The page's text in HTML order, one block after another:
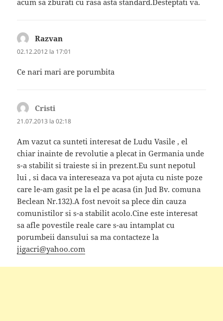
Razvan
02.12.2012 la 17:01
Ce nari mari are porumbita
Cristi
21.07.2013 la 02:18
Am vazut ca sunteti interesat de Ludu Vasile , el
chiar inainte de revolutie a plecat in Germania unde
s-a stabilit si traieste si in prezent.Eu sunt nepotul
lui , si daca va intereseaza va pot ajuta cu niste poze
care le-am gasit pe la el pe acasa (in Jud Bv. comuna
Beclean Nr.132).A fost nevoit sa plece din cauza
comunistilor si s-a stabilit acolo.Cine este interesat
sa afle povestile reale care s-au intamplat cu
porumbeii dansului sa ma contacteze la
jigacri@yahoo.com